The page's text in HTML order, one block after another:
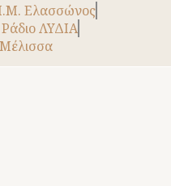
Ελασσώνος
Ράδιο ΛΥΔΙΑ